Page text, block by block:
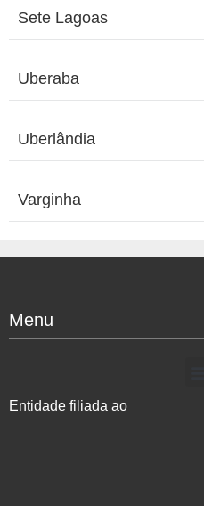
Sete Lagoas
Uberaba
Uberlândia
Varginha
Menu
Entidade filiada ao